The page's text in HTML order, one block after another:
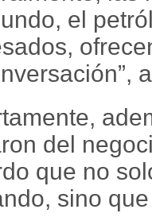
el
del
que no
sino